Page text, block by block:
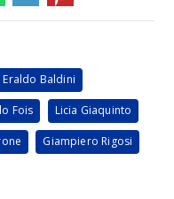
Eraldo Baldini
Fois Licia Giaquinto
Giampiero Rigosi